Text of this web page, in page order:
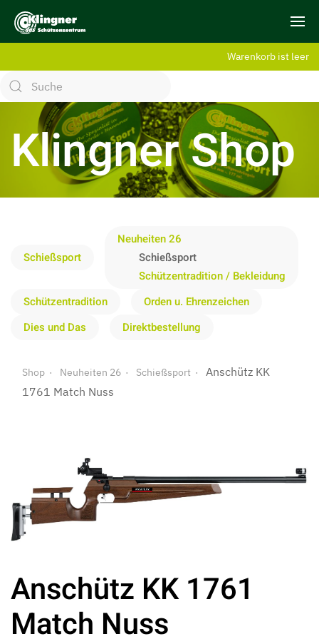
Warenkorb ist leer
Klingner Shop
Schießsport
Neuheiten 26
Schießsport
Schützentradition / Bekleidung
Schützentradition
Orden u. Ehrenzeichen
Dies und Das
Direktbestellung
Shop Neuheiten 26 Schießsport
Anschütz KK
1761 Match Nuss
Anschütz KK 1761
Match Nuss